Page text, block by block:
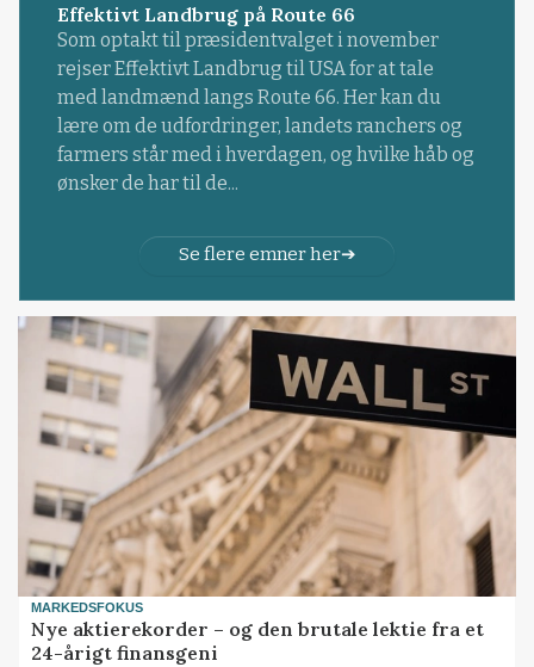
Effektivt Landbrug på Route 66
Som optakt til præsidentvalget i november
rejser Effektivt Landbrug til USA for at tale
med landmænd langs Route 66. Her kan du
lære om de udfordringer, landets ranchers og
farmers står med i hverdagen, og hvilke håb og
ønsker de har til de...
Se flere emner her
MARKEDSFOKUS
Nye aktierekorder – og den brutale lektie fra et
24-årigt finansgeni